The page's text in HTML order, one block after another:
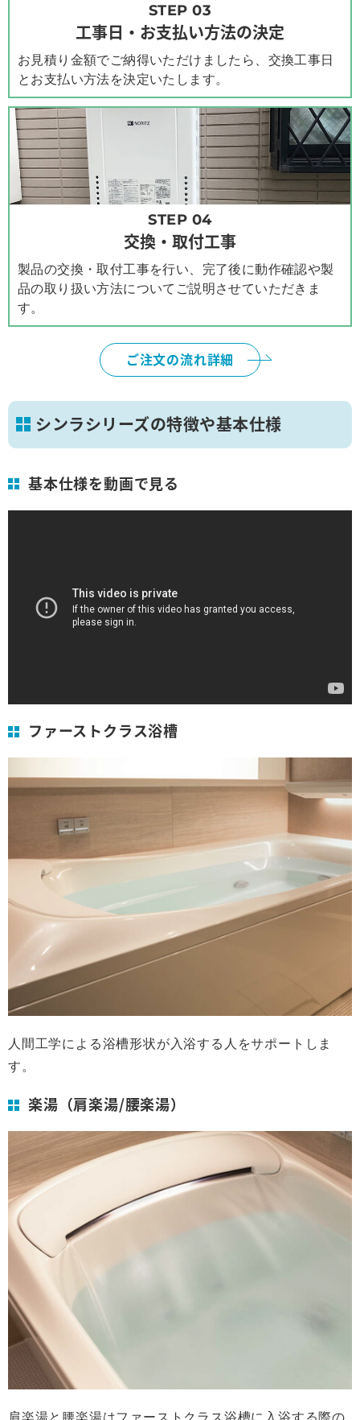
STEP 03
工事日・お支払い方法の決定
お見積り金額でご納得いただけましたら、交換工事日
とお支払い方法を決定いたします。
STEP 04
交換・取付工事
製品の交換・取付工事を行い、完了後に動作確認や製
品の取り扱い方法についてご説明させていただきま
す。
ご注文の流れ詳細
シンラシリーズの特徴や基本仕様
基本仕様を動画で見る
ファーストクラス浴槽
人間工学による浴槽形状が入浴する人をサポートしま
す。
楽湯（肩楽湯/腰楽湯）